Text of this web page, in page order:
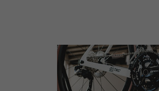
5 de 5 estrellasde Pavel R.el